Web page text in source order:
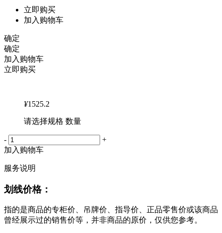
立即购买
加入购物车
确定
确定
加入购物车
立即购买
¥1525.2
请选择规格 数量
-
+
加入购物车
服务说明
划线价格：
指的是商品的专柜价、吊牌价、指导价、正品零售价或该商品
曾经展示过的销售价等，并非商品的原价，仅供您参考。